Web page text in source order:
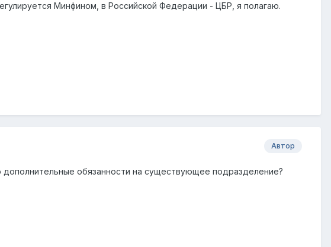
Минфином, в Российской Федерации - ЦБР, я полагаю.
Автор
обязанности на существующее подразделение?